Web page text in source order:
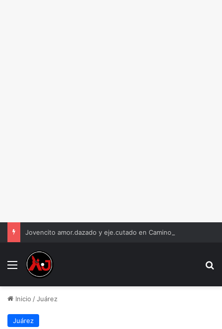
Jovencito amor.dazado y eje.cutado en Camino Real
Menu
Inicio /Juárez
Juárez